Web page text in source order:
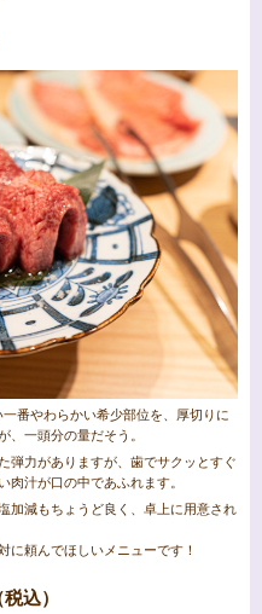
番やわらかい希少部位を、厚切りに
、一頭分の量だそう。
弾力がありますが、歯でサクッとすぐ
肉汁が口の中であふれます。
加減もちょうど良く、卓上に用意され
に頼んでほしいメニューです！
込）